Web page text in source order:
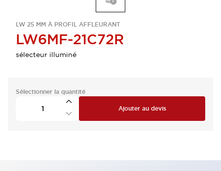
LW 25 MM À PROFIL AFFLEURANT
LW6MF-21C72R
sélecteur illuminé
Sélectionner la quantité
Ajouter au devis